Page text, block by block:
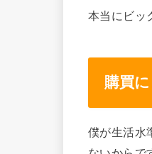
本当にビッ
購買
僕が生活水